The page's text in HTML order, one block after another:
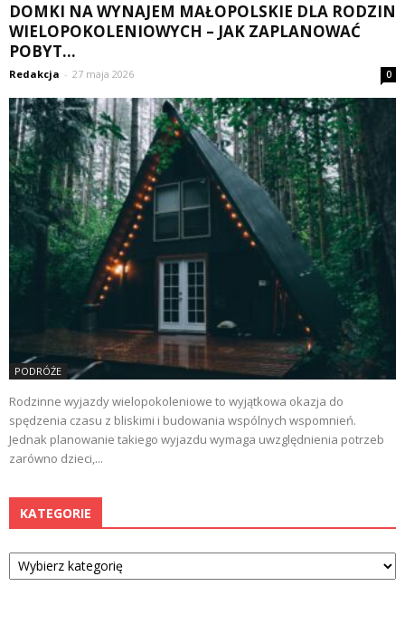
DOMKI NA WYNAJEM MAŁOPOLSKIE DLA RODZIN
WIELOPOKOLENIOWYCH – JAK ZAPLANOWAĆ
POBYT...
Redakcja - 27 maja 2026 0
PODRÓŻE
Rodzinne wyjazdy wielopokoleniowe to wyjątkowa okazja do
spędzenia czasu z bliskimi i budowania wspólnych wspomnień.
Jednak planowanie takiego wyjazdu wymaga uwzględnienia potrzeb
zarówno dzieci,...
KATEGORIE
Kategorie